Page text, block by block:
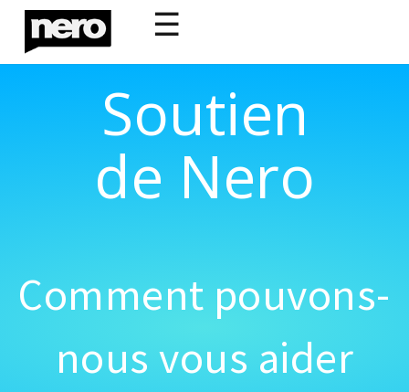
☰
Soutien
de Nero
Comment pouvons-
nous vous aider